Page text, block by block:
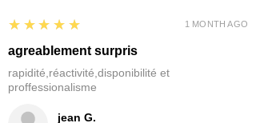
jean G.
5
★★★★★
agreablement surpris
rapidité,réactivité,disponibilité et
proffessionalisme
1 MONTH AGO